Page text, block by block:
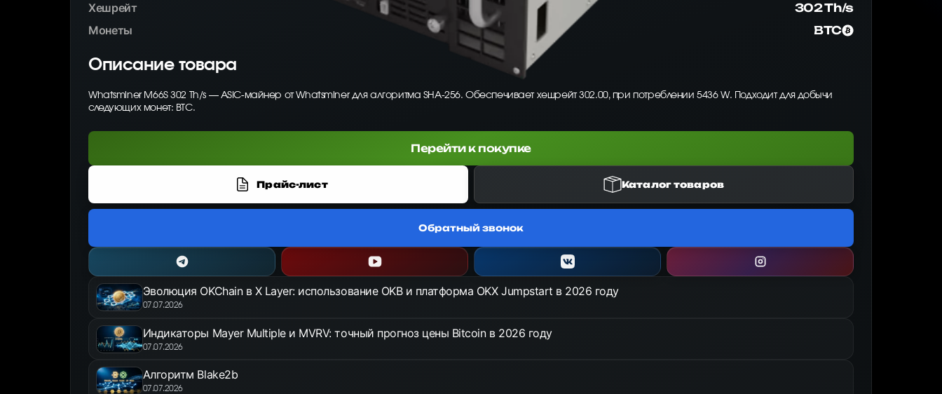
Хешрейт
302 Th/s
Монеты
BTC
Описание товара
Whatsminer M66S 302 Th/s — ASIC-майнер от Whatsminer для алгоритма SHA-256. Обеспечивает хешрейт 302.00, при потреблении 5436 W. Подходит для добычи
следующих монет: BTC.
Перейти к покупке
Прайс-лист Каталог товаров
Обратный звонок
Эволюция OKChain в X Layer: использование OKB и платформа OKX Jumpstart в 2026 году
07.07.2026
Индикаторы Mayer Multiple и MVRV: точный прогноз цены Bitcoin в 2026 году
07.07.2026
Алгоритм Blake2b
07.07.2026